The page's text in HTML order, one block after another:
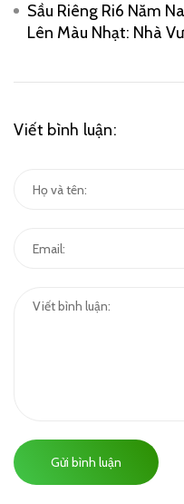
Sầu Riêng Ri6 Năm
Lên Màu Nhạt: Nhà
Viết bình luận:
Gửi bình luận